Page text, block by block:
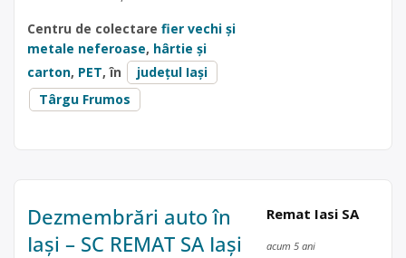
Centru de colectare fier vechi și
metale neferoase, hârtie și
carton, PET, în
județul Iași
Târgu Frumos
Dezmembrări auto în
Iași – SC REMAT SA Iași
Remat Iasi SA
acum 5 ani